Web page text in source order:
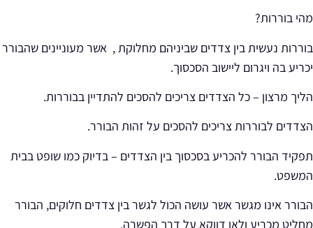
מהי בוררות?
בוררות נעשית בין צדדים שביניהם מחלוקת , אשר מעוניינים שהבורר
יכריע בה ויגרום ליישוב הסכסוך.
הליך מרצון – כל הצדדים צריכים להסכים להתדיין בבוררות.
הצדדים לבוררות צריכים להסכים על זהות הבורר.
תפקיד הבורר להכריע בסכסוך בין הצדדים – בדיוק כמו שופט בבית
המשפט.
הבורר אינו מגשר אשר עושה הכול לגשר בין צדדים חלוקים, הבורר
מחליט מכריע ולאו דווקא על דרך הפשרה.